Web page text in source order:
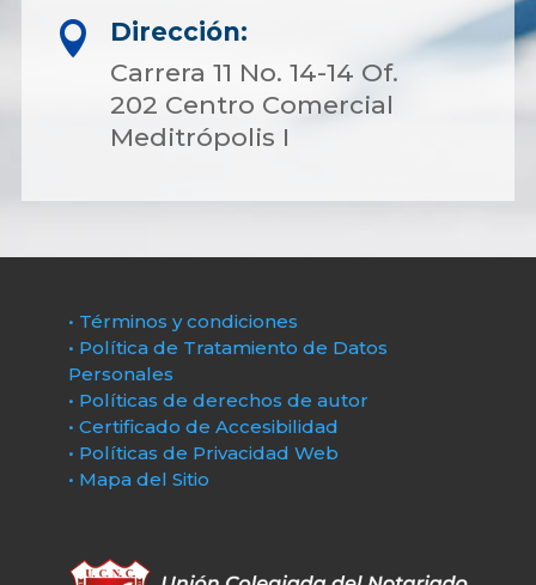

Dirección:
Carrera 11 No. 14-14 Of.
202 Centro Comercial
Meditrópolis I
• Términos y condiciones
• Política de Tratamiento de Datos
Personales
• Políticas de derechos de autor
• Certificado de Accesibilidad
• Políticas de Privacidad Web
• Mapa del Sitio